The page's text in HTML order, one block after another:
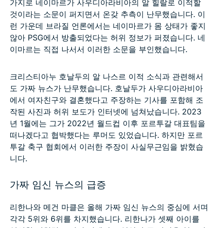
가지로 네이마르가 사우디아라비아의 알 힐랄로 이적할
것이라는 소문이 퍼지면서 온갖 추측이 난무했습니다. 이
런 가운데 브라질 언론에서는 네이마르가 몸 상태가 좋지
않아 PSG에서 방출되었다는 허위 정보가 퍼졌습니다. 네
이마르는 직접 나서서 이러한 소문을 부인했습니다.
크리스티아누 호날두의 알 나스르 이적 소식과 관련해서
도 가짜 뉴스가 난무했습니다. 호날두가 사우디아라비아
에서 여자친구와 결혼했다고 주장하는 기사를 포함해 조
작된 사진과 허위 보도가 인터넷에 넘쳐났습니다. 2023
년 1월에는 그가 2022년 월드컵 이후 포르투갈 대표팀을
떠나겠다고 협박했다는 루머도 있었습니다. 하지만 포르
투갈 축구 협회에서 이러한 주장이 사실무근임을 밝혔습
니다.
가짜 임신 뉴스의 급증
리한나와 메건 마클은 올해 가짜 임신 뉴스의 중심에 서며
각각 5위와 6위를 차지했습니다. 리한나가 셋째 아이를